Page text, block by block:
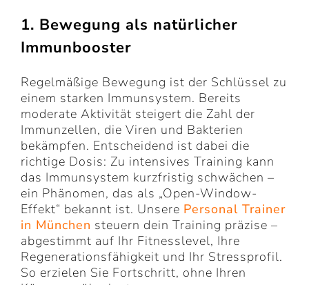
1. Bewegung als natürlicher
Immunbooster
Regelmäßige Bewegung ist der Schlüssel zu
einem starken Immunsystem. Bereits
moderate Aktivität steigert die Zahl der
Immunzellen, die Viren und Bakterien
bekämpfen. Entscheidend ist dabei die
richtige Dosis: Zu intensives Training kann
das Immunsystem kurzfristig schwächen –
ein Phänomen, das als „Open-Window-
Effekt“ bekannt ist. Unsere Personal Trainer
in München steuern dein Training präzise –
abgestimmt auf Ihr Fitnesslevel, Ihre
Regenerationsfähigkeit und Ihr Stressprofil.
So erzielen Sie Fortschritt, ohne Ihren